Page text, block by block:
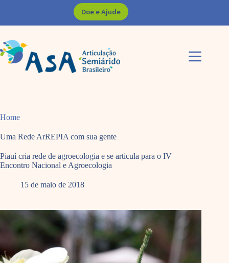
Doe e Ajude
Home
Uma Rede ArREPIA com sua gente
Piauí cria rede de agroecologia e se articula para o IV
Encontro Nacional e Agroecologia
15 de maio de 2018